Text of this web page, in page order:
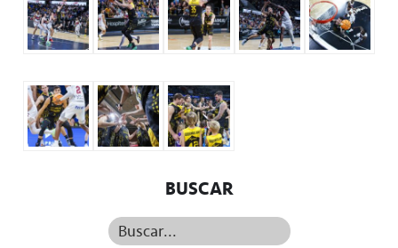
BUSCAR
Buscar...